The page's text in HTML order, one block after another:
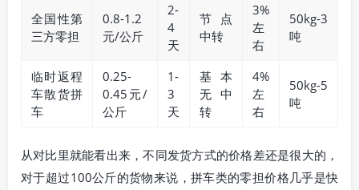
全国性第
三方零担
0.8-1.2
元/公斤
2-
4
天
节点
中转
3%
左
右
50kg-3
吨
临时返程
车散货拼
车
0.25-
0.45元/
公斤
1-
3
天
基本
无中
转
4%
左
右
50kg-5
吨
从对比里就能看出来，不同发货方式的价格差还是很大的，
对于超过100公斤的货物来说，拼车类的零担价格几乎是快